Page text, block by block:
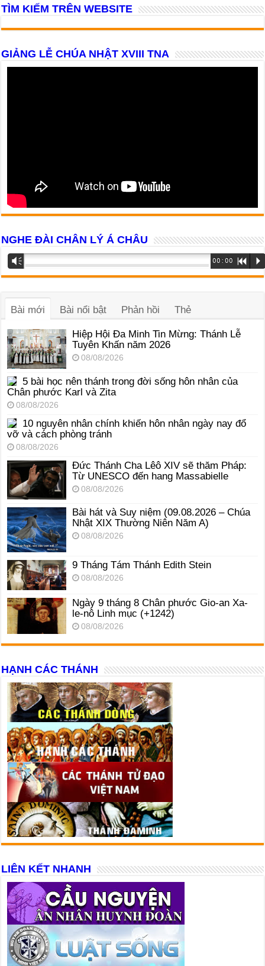
TÌM KIẾM TRÊN WEBSITE
GIẢNG LỄ CHÚA NHẬT XVIII TNA
NGHE ĐÀI CHÂN LÝ Á CHÂU
Trình
phát
âm
Vm 00:00 R P
Bài mới Bài nổi bật Phản hồi Thẻ
Hiệp Hội Đa Minh Tin Mừng: Thánh Lễ
Tuyên Khấn năm 2026
08/08/2026
5 bài học nên thánh trong đời sống hôn nhân của
Chân phước Karl và Zita
08/08/2026
10 nguyên nhân chính khiến hôn nhân ngày nay đổ
vỡ và cách phòng tránh
08/08/2026
Đức Thánh Cha Lêô XIV sẽ thăm Pháp:
Từ UNESCO đến hang Massabielle
08/08/2026
Bài hát và Suy niệm (09.08.2026 – Chúa
Nhật XIX Thường Niên Năm A)
08/08/2026
9 Tháng Tám Thánh Edith Stein
08/08/2026
Ngày 9 tháng 8 Chân phước Gio-an Xa-
le-nô Linh mục (+1242)
08/08/2026
HẠNH CÁC THÁNH
LIÊN KẾT NHANH